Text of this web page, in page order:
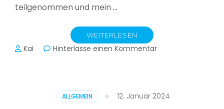
teilgenommen und mein …
WEITERLESEN
Kai Hinterlasse einen Kommentarzu
Produktion
ALLGEMEIN 12. Januar 2024